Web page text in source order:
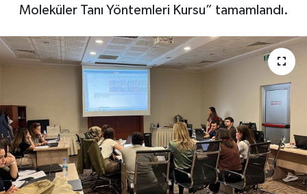
Moleküler Tanı Yöntemleri Kursu” tamamlandı.
Kültür Sanat
Magazin
Piyasa
Resmi İlanlar
Sağlık